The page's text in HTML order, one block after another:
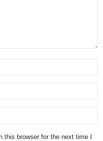
this browser for the next time I